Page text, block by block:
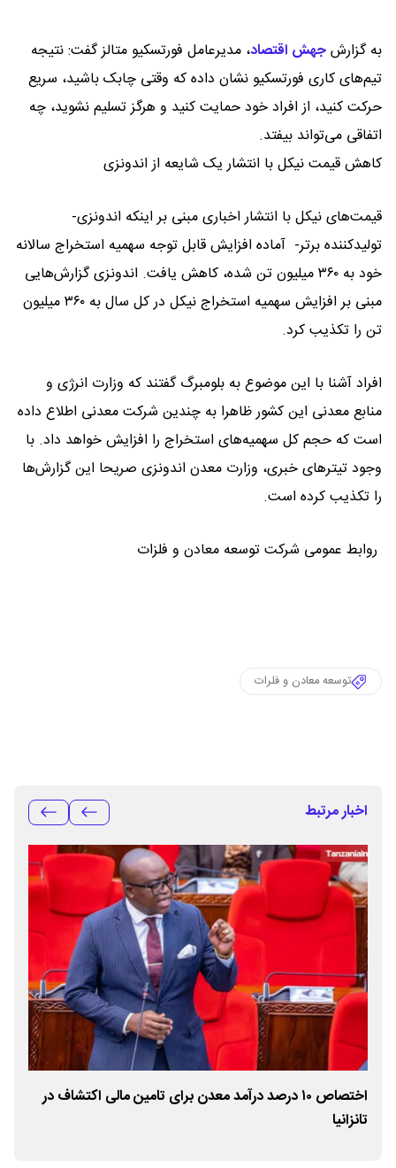
به گزارشجهش اقتصاد، مدیرعامل فورتسکیو متالز گفت: نتیجه
تیم‌های کاری فورتسکیو نشان داده‌ که وقتی چابک باشید، سریع
حرکت کنید، از افراد خود حمایت کنید و هرگز تسلیم نشوید، چه
اتفاقی می‌تواند بیفتد.
کاهش قیمت نیکل با انتشار یک شایعه از اندونزی
قیمت‌های نیکل با انتشار اخباری مبنی بر اینکه اندونزی-
تولیدکننده برتر- آماده‌ افزایش قابل توجه سهمیه استخراج سالانه
خود به ۳۶۰ میلیون تن شده، کاهش یافت. اندونزی گزارش‌هایی
مبنی بر افزایش سهمیه استخراج نیکل در کل سال به ۳۶۰ میلیون
تن را تکذیب کرد.
افراد آشنا با این موضوع به بلومبرگ گفتند که وزارت انرژی و
منابع معدنی این کشور ظاهرا به چندین شرکت معدنی اطلاع داده
است که حجم کل سهمیه‌های استخراج را افزایش خواهد داد. با
وجود تیترهای خبری، وزارت معدن اندونزی صریحا این گزارش‌ها
را تکذیب کرده است.
روابط عمومی شرکت توسعه معادن و فلزات
توسعه معادن و فلرات
اخبار مرتبط
اختصاص ۱۰ درصد درآمد معدن برای تامین مالی اکتشاف در
تانزانیا